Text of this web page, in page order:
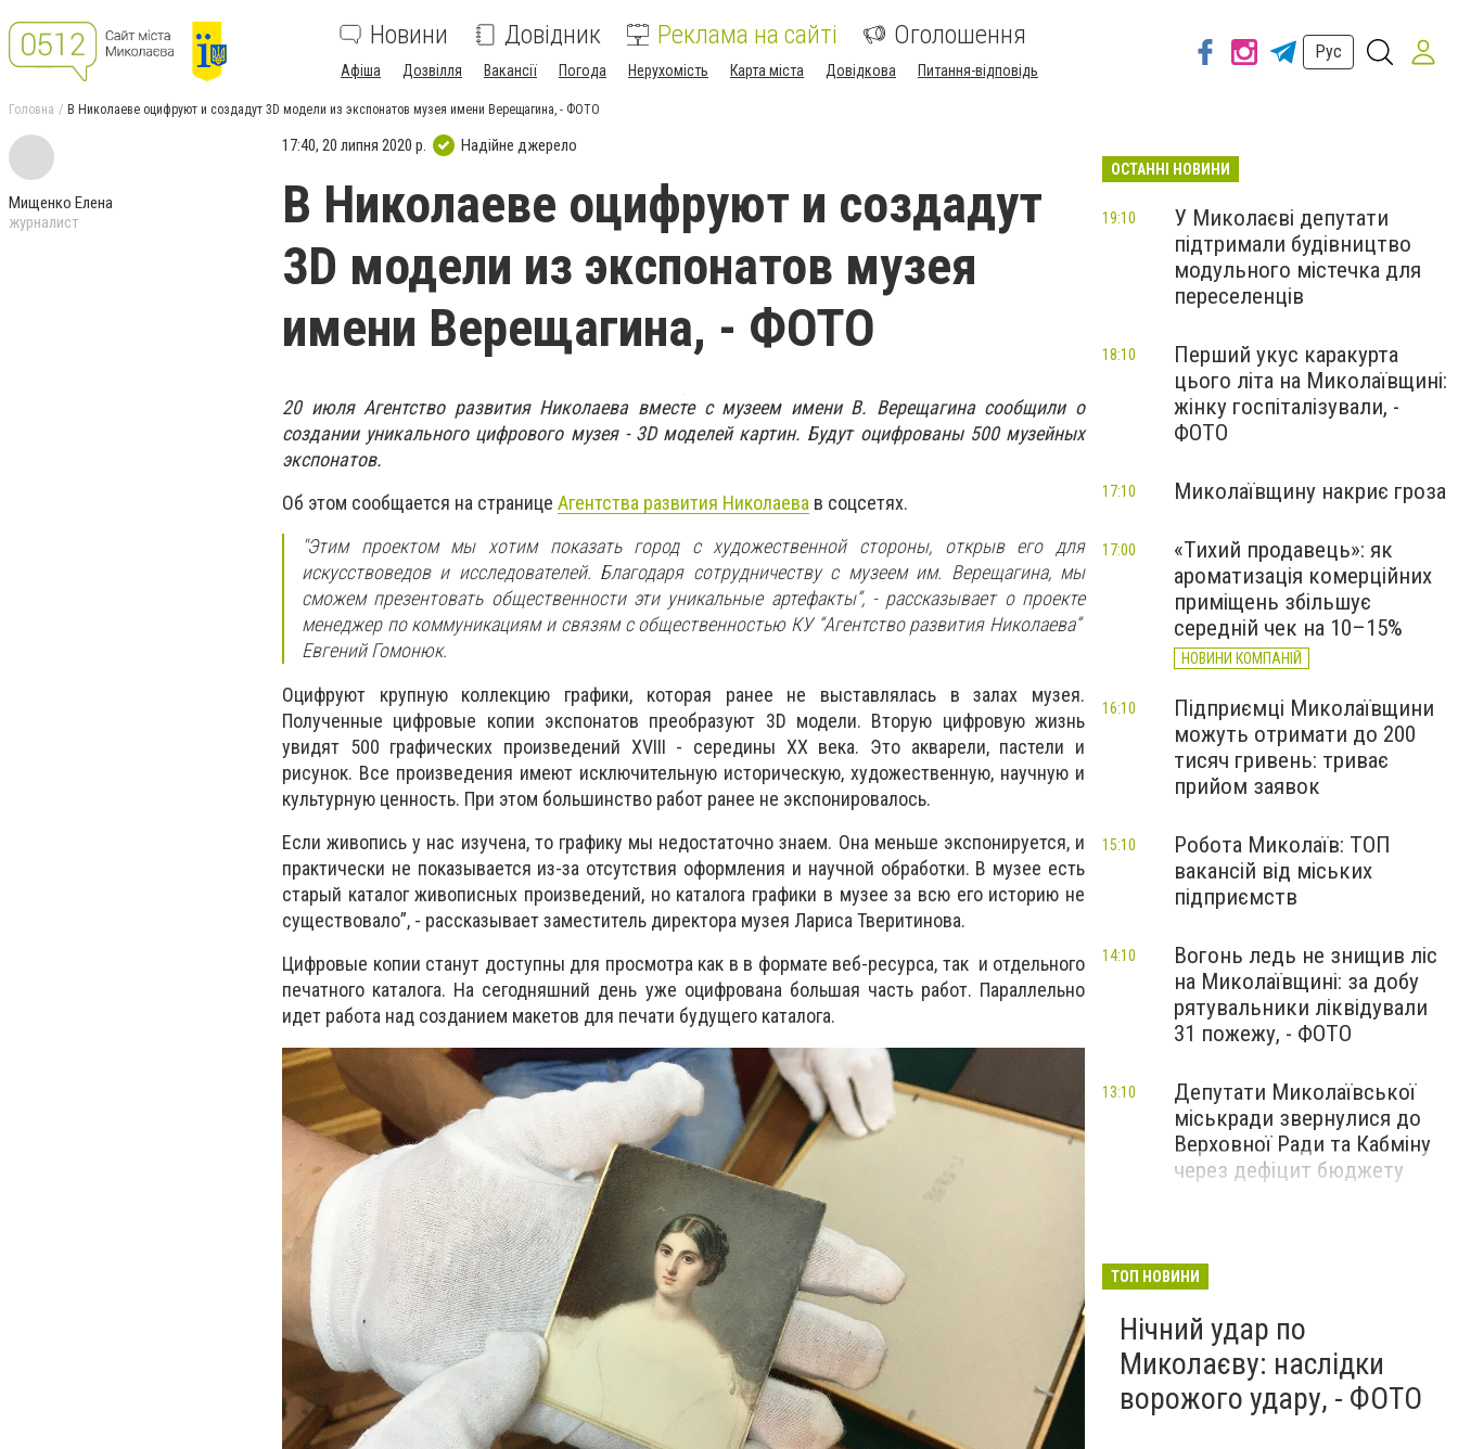
Новини Довідник Реклама на сайті Оголошення
Афіша Дозвілля Вакансії Погода Нерухомість Карта міста Довідкова Питання-відповідь
Рус
Головна В Николаеве оцифруют и создадут 3D модели из экспонатов музея имени Верещагина, - ФОТО
Мищенко Елена
журналист
17:40, 20 липня 2020 р. Надійне джерело
В Николаеве оцифруют и создадут
3D модели из экспонатов музея
имени Верещагина, - ФОТО
20 июля Агентство развития Николаева вместе с музеем имени В. Верещагина сообщили о
создании уникального цифрового музея - 3D моделей картин. Будут оцифрованы 500 музейных
экспонатов.
Об этом сообщается на странице Агентства развития Николаева в соцсетях.
"Этим проектом мы хотим показать город с художественной стороны, открыв его для
искусствоведов и исследователей. Благодаря сотрудничеству с музеем им. Верещагина, мы
сможем презентовать общественности эти уникальные артефакты”, - рассказывает о проекте
менеджер по коммуникациям и связям с общественностью КУ “Агентство развития Николаева”
Евгений Гомонюк.
Оцифруют крупную коллекцию графики, которая ранее не выставлялась в залах музея.
Полученные цифровые копии экспонатов преобразуют 3D модели. Вторую цифровую жизнь
увидят 500 графических произведений XVIII - середины XX века. Это акварели, пастели и
рисунок. Все произведения имеют исключительную историческую, художественную, научную и
культурную ценность. При этом большинство работ ранее не экспонировалось.
Если живопись у нас изучена, то графику мы недостаточно знаем. Она меньше экспонируется, и
практически не показывается из-за отсутствия оформления и научной обработки. В музее есть
старый каталог живописных произведений, но каталога графики в музее за всю его историю не
существовало”, - рассказывает заместитель директора музея Лариса Тверитинова.
Цифровые копии станут доступны для просмотра как в в формате веб-ресурса, так и отдельного
печатного каталога. На сегодняшний день уже оцифрована большая часть работ. Параллельно
идет работа над созданием макетов для печати будущего каталога.
ОСТАННІ НОВИНИ
У Миколаєві депутати
підтримали будівництво
модульного містечка для
переселенців
19:10
Перший укус каракурта
цього літа на Миколаївщині:
жінку госпіталізували, -
ФОТО
18:10
Миколаївщину накриє гроза
17:10
«Тихий продавець»: як
ароматизація комерційних
приміщень збільшує
середній чек на 10–15%
НОВИНИ КОМПАНІЙ
17:00
Підприємці Миколаївщини
можуть отримати до 200
тисяч гривень: триває
прийом заявок
16:10
Робота Миколаїв: ТОП
вакансій від міських
підприємств
15:10
Вогонь ледь не знищив ліс
на Миколаївщині: за добу
рятувальники ліквідували
31 пожежу, - ФОТО
14:10
Депутати Миколаївської
міськради звернулися до
Верховної Ради та Кабміну
через дефіцит бюджету
13:10
ТОП НОВИНИ
Нічний удар по
Миколаєву: наслідки
ворожого удару, - ФОТО